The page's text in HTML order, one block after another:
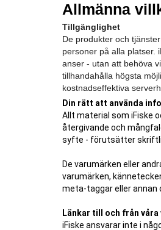
Allmänna
Tillgänglighet
De produkter och
personer på alla platser.
anser - utan att behöva
tillhandahålla högsta
kostnadseffektiva
Din rätt att använda
Allt material som iFiske
återgivande och
syfte - förutsätter
De varumärken eller
varumärken,
meta-taggar eller annan
Länkar till och från våra
iFiske ansvarar inte i